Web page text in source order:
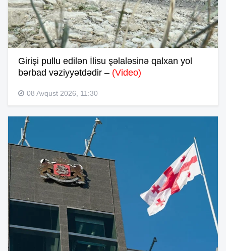
Girişi pullu edilən İlisu şəlaləsinə qalxan yol
bərbad vəziyyətdədir – (Video)
08 Avqust 2026, 11:30